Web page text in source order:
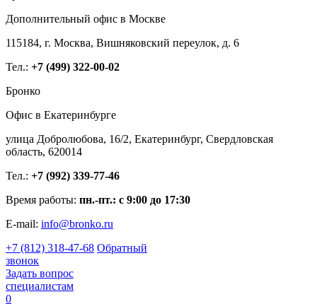
Дополнительный офис в Москве
115184, г. Москва, Вишняковский переулок, д. 6
Тел.: +7 (499) 322-00-02
Бронко
Офис в Екатеринбурге
улица Добролюбова, 16/2, Екатеринбург, Свердловская
область, 620014
Тел.: +7 (992) 339-77-46
Время работы: пн.-пт.: с 9:00 до 17:30
E-mail: info@bronko.ru
+7 (812) 318-47-68 Обратный
звонок
Задать вопрос
специалистам
0